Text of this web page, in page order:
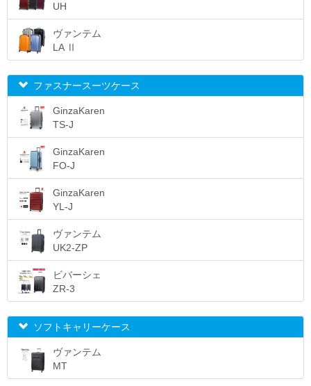
UH
ヴァンテム
LA Ⅱ
ファスナースーツケース
GinzaKaren
TS-J
GinzaKaren
FO-J
GinzaKaren
YL-J
ヴァンテム
UK2-ZP
ビバーシェ
ZR-3
ソフトキャリーケース
ヴァンテム
MT